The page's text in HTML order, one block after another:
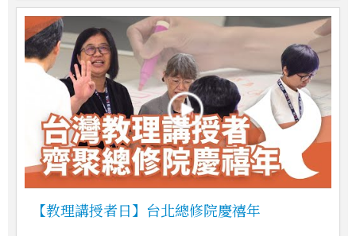
【教理講授者日】台北總修院慶禧年